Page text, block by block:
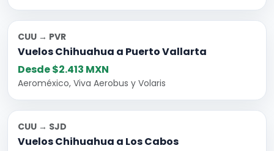
CUU → PVR
Vuelos Chihuahua a Puerto Vallarta
Desde $2.413 MXN
Aeroméxico, Viva Aerobus y Volaris
CUU → SJD
Vuelos Chihuahua a Los Cabos